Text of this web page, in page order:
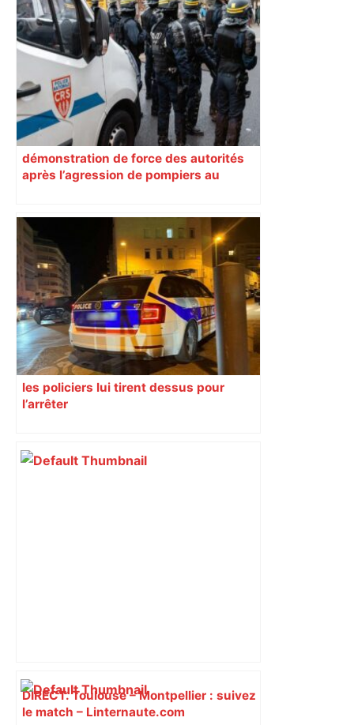
Toulouse. Spaceflight Institute formera
les futurs astronautes – ToulÉco
démonstration de force des autorités
après l’agression de pompiers au
les policiers lui tirent dessus pour
l’arrêter
DIRECT. Toulouse – Montpellier : suivez
le match – Linternaute.com